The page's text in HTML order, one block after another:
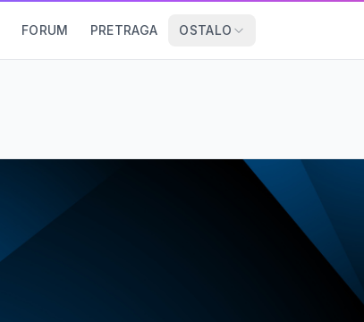
FORUM PRETRAGA OSTALO